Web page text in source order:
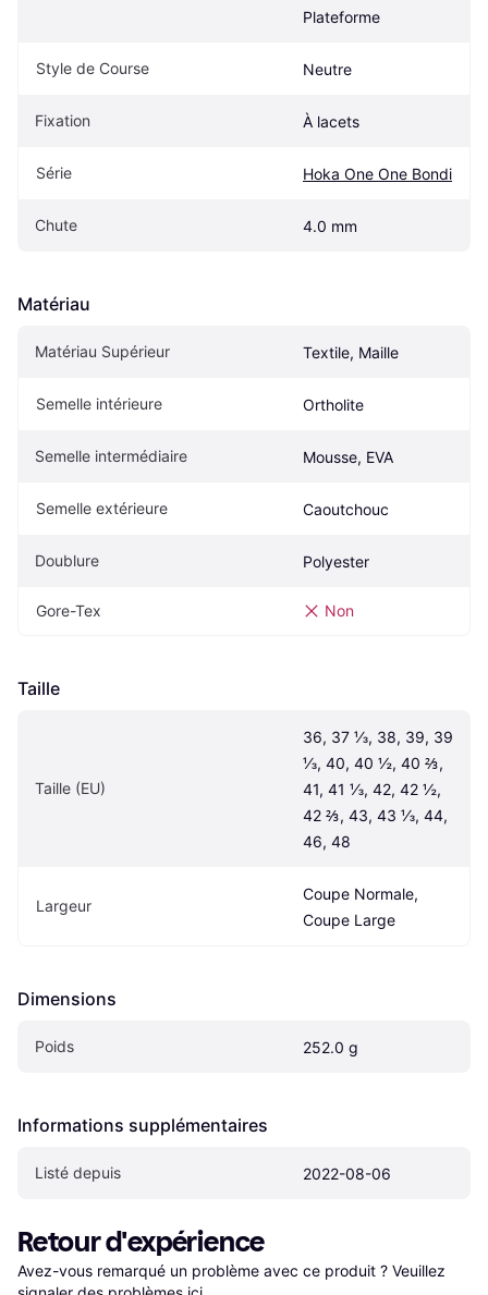
Plateforme
Style de Course Neutre
Fixation À lacets
Série Hoka One One Bondi
Chute 4.0 mm
Matériau
Matériau Supérieur Textile, Maille
Semelle intérieure Ortholite
Semelle intermédiaire Mousse, EVA
Semelle extérieure Caoutchouc
Doublure Polyester
Gore-Tex Non
Taille
Taille (EU)
36, 37 ⅓, 38, 39, 39
⅓, 40, 40 ½, 40 ⅔,
41, 41 ⅓, 42, 42 ½,
42 ⅔, 43, 43 ⅓, 44,
46, 48
Largeur
Coupe Normale,
Coupe Large
Dimensions
Poids 252.0 g
Informations supplémentaires
Listé depuis 2022-08-06
Retour d'expérience
Avez-vous remarqué un problème avec ce produit ? Veuillez